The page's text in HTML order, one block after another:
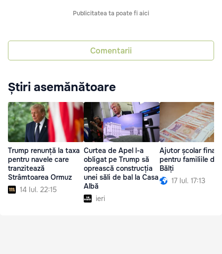
Publicitatea ta poate fi aici
Comentarii
Știri asemănătoare
Trump renunță la taxa
pentru navele care
tranzitează
Strâmtoarea Ormuz
14 Iul. 22:15
Curtea de Apel l-a
obligat pe Trump să
oprească construcția
unei săli de bal la Casa
Albă
ieri
Ajutor școlar
pentru familiile din
Bălți
17 Iul. 17:13